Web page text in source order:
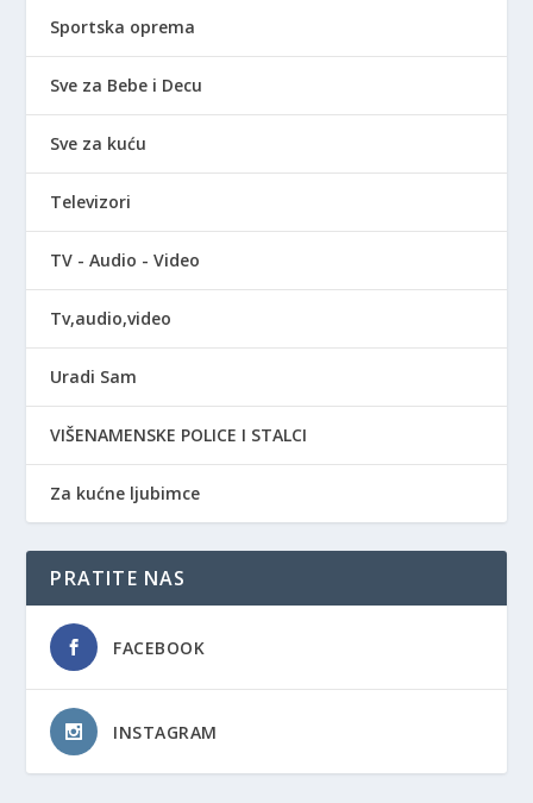
Sportska oprema
Sve za Bebe i Decu
Sve za kuću
Televizori
TV - Audio - Video
Tv,audio,video
Uradi Sam
VIŠENAMENSKE POLICE I STALCI
Za kućne ljubimce
PRATITE NAS
FACEBOOK
INSTAGRAM